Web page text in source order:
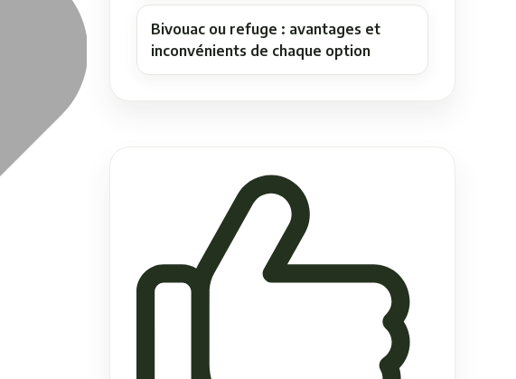
Bivouac ou refuge : avantages et
inconvénients de chaque option